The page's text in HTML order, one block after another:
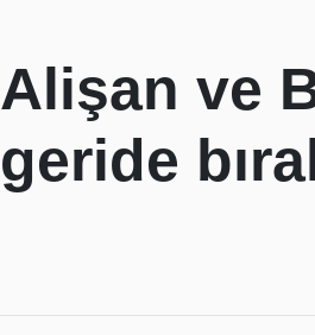
Alişan ve
geride